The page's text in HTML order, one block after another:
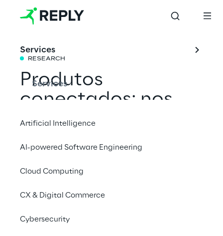
Services
Services
Artificial Intelligence
AI-powered Software Engineering
Cloud Computing
CX & Digital Commerce
Cybersecurity
RESEARCH
Produtos
conectados: nos
bastidores
tendências de soluções conectadas para
industriais.
Descarregar a pesquisa